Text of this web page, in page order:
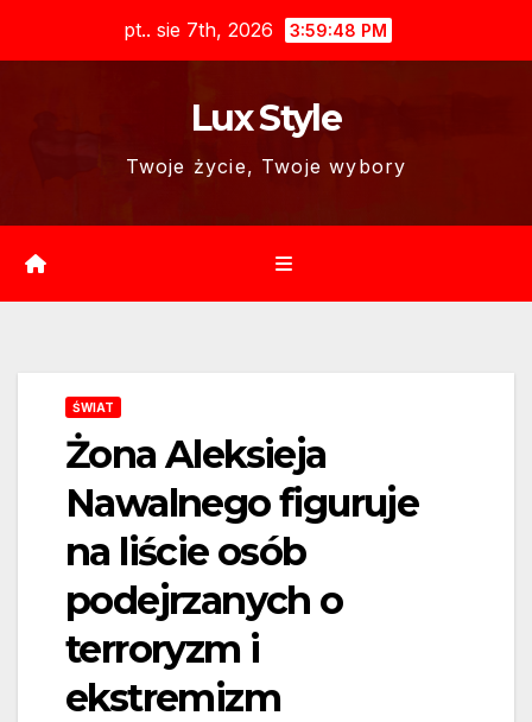
pt.. sie 7th, 2026 3:59:49 PM
Lux Style
Twoje życie, Twoje wybory
ŚWIAT
Żona Aleksieja
Nawalnego figuruje
na liście osób
podejrzanych o
terroryzm i
ekstremizm